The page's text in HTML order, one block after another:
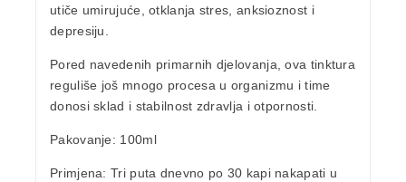
utiče umirujuće, otklanja stres, anksioznost i
depresiju.
Pored navedenih primarnih djelovanja, ova tinktura
reguliše još mnogo procesa u organizmu i time
donosi sklad i stabilnost zdravlja i otpornosti.
Pakovanje: 100ml
Primjena: Tri puta dnevno po 30 kapi nakapati u